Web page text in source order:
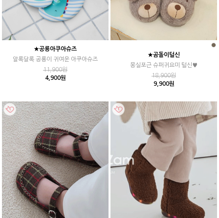
★공룡아쿠아슈즈
알록달록 공룡이 귀여운 아쿠아슈즈
11,900원
4,900원
★곰돌이털신
몽실포근 슈퍼귀요미 털신♥
18,900원
9,900원